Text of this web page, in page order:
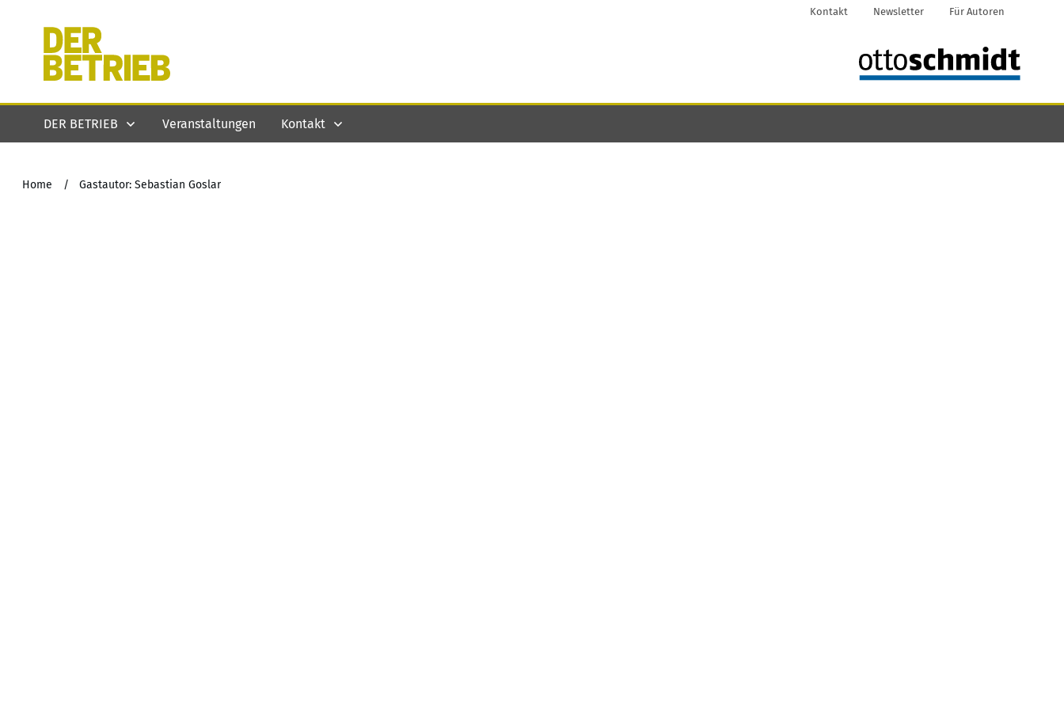
Kontakt Newsletter Für Autoren
DER BETRIEB Veranstaltungen Kontakt
Home / Gastautor: Sebastian Goslar